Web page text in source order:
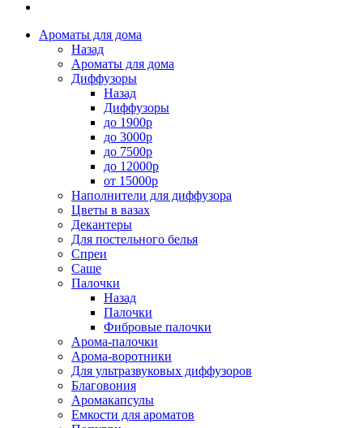
Ароматы для дома
Назад
Ароматы для дома
Диффузоры
Назад
Диффузоры
до 1900р
до 3000р
до 7500р
до 12000р
от 15000р
Наполнители для диффузора
Цветы в вазах
Декантеры
Для постельного белья
Спреи
Саше
Палочки
Назад
Палочки
Фибровые палочки
Арома-палочки
Арома-воротники
Для ультразвуковых диффузоров
Благовония
Аромакапсулы
Емкости для ароматов